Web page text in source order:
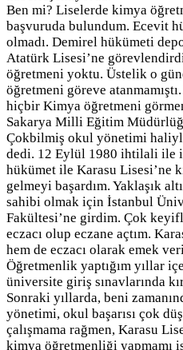
Ben mi? Liselerde kimya
başvuruda bulundum. Ecevit
olmadı. Demirel hükümeti
Atatürk Lisesi’ne
öğretmeni yoktu. Üstelik o
öğretmeni göreve
hiçbir Kimya öğretmeni
Sakarya Milli Eğitim
Çokbilmiş okul yönetimi
dedi. 12 Eylül 1980 ihtilali ile
hükümet ile Karasu Lisesi’ne
gelmeyi başardım. Yaklaşık
sahibi olmak için İstanbul
Fakültesi’ne girdim. Çok
eczacı olup eczane açtım.
hem de eczacı olarak emek
Öğretmenlik yaptığım yıllar
üniversite giriş sınavlarında
Sonraki yıllarda, beni
yönetimi, okul başarısı çok
çalışmama rağmen, Karasu
kimya öğretmenliği yapmamı